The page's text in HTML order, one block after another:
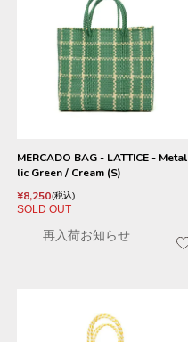
MERCADO BAG - LATTICE - Metal
lic Green / Cream (S)
¥8,250 税込
SOLD OUT
再入荷お知らせ